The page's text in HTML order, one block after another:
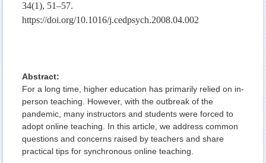
34(1), 51–57.
https://doi.org/10.1016/j.cedpsych.2008.04.002
Abstract:
For a long time, higher education has primarily relied on in-
person teaching. However, with the outbreak of the
pandemic, many instructors and students were forced to
adopt online teaching. In this article, we address common
questions and concerns raised by teachers and share
practical tips for synchronous online teaching.